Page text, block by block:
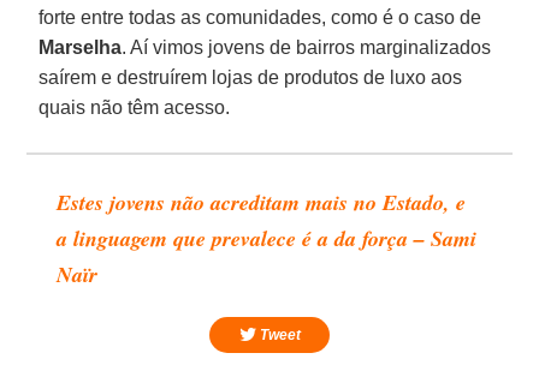
forte entre todas as comunidades, como é o caso de
Marselha. Aí vimos jovens de bairros marginalizados
saírem e destruírem lojas de produtos de luxo aos
quais não têm acesso.
Estes jovens não acreditam mais no Estado, e
a linguagem que prevalece é a da força – Sami
Naïr
Tweet